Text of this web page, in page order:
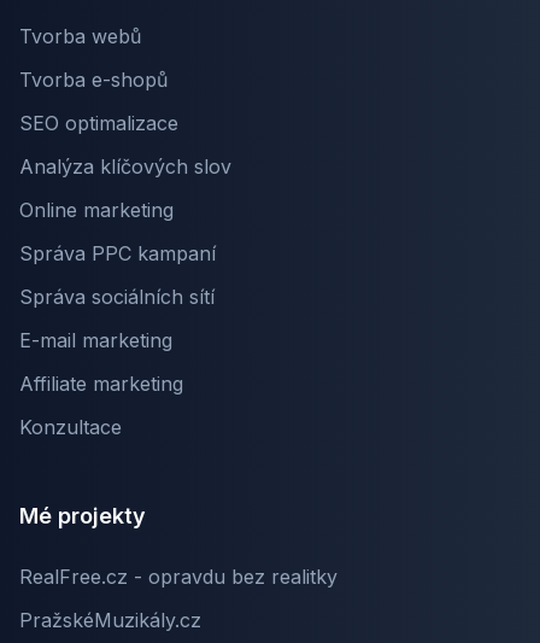
Tvorba webů
Tvorba e-shopů
SEO optimalizace
Analýza klíčových slov
Online marketing
Správa PPC kampaní
Správa sociálních sítí
E-mail marketing
Affiliate marketing
Konzultace
Mé projekty
RealFree.cz - opravdu bez realitky
PražskéMuzikály.cz